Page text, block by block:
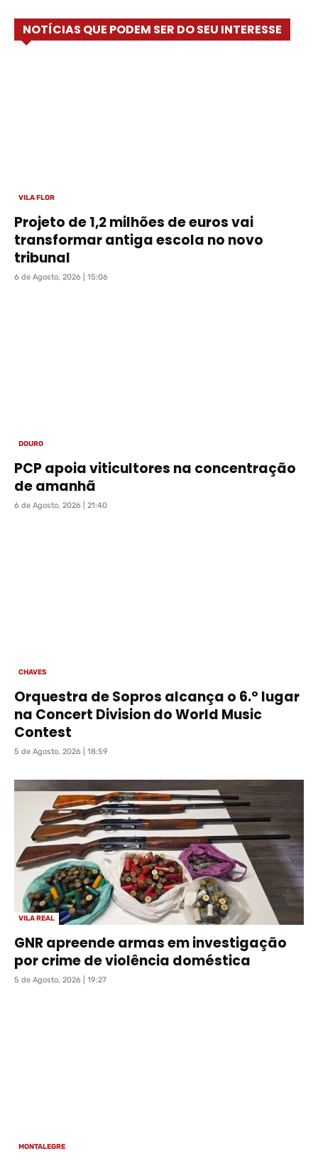
NOTÍCIAS QUE PODEM SER DO SEU INTERESSE
VILA FLOR
Projeto de 1,2 milhões de euros vai
transformar antiga escola no novo
tribunal
6 de Agosto, 2026 | 15:06
DOURO
PCP apoia viticultores na concentração
de amanhã
6 de Agosto, 2026 | 21:40
CHAVES
Orquestra de Sopros alcança o 6.º lugar
na Concert Division do World Music
Contest
5 de Agosto, 2026 | 18:59
VILA REAL
GNR apreende armas em investigação
por crime de violência doméstica
5 de Agosto, 2026 | 19:27
MONTALEGRE